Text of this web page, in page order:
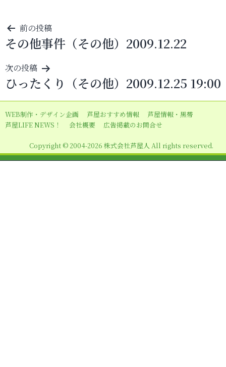
投
稿
ナ
ビ
ゲ
ー
シ
ン
前の投稿
その他事件（その他）2009.12.22
次の投稿
ひったくり（その他）2009.12.25 19:00
WEB制作・デザイン企画 芦屋おすすめ情報
芦屋情報・黒帯
芦屋LIFE NEWS！
会社概要 広告掲載のお問合せ
Copyright © 2004-2026 株式会社芦屋人 All rights reserved.